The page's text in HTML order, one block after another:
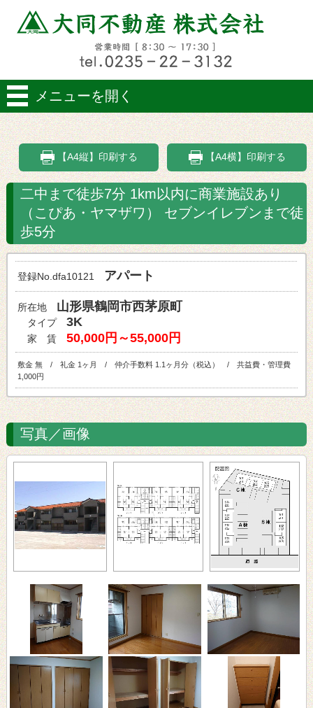
メニューを開く
【A4横】印刷する
【A4縦】印刷する
二中まで徒歩7分 1km以内に商業施設あり
（こぴあ・ヤマザワ） セブンイレブンまで徒
歩5分
登録No.dfa10121 アパート
所在地 山形県鶴岡市西茅原町
タイプ 3K
家 賃 50,000円～55,000円
敷金 無 / 礼金 1ヶ月 / 仲介手数料 1.1ヶ月分（税込） / 共益費・管理費
1,000円
写真／画像